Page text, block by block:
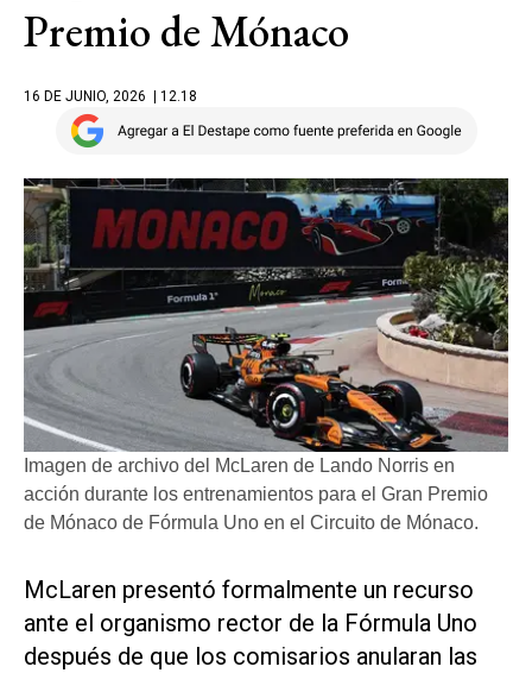
Premio de Mónaco
16 DE JUNIO, 2026 | 12.18
Imagen de archivo del McLaren de Lando Norris en
acción durante los entrenamientos para el Gran Premio
de Mónaco de Fórmula Uno en el Circuito de Mónaco.
McLaren ​presentó formalmente un recurso
ante el organismo rector de la Fórmula Uno
‌después de que ‌los comisarios anularan las